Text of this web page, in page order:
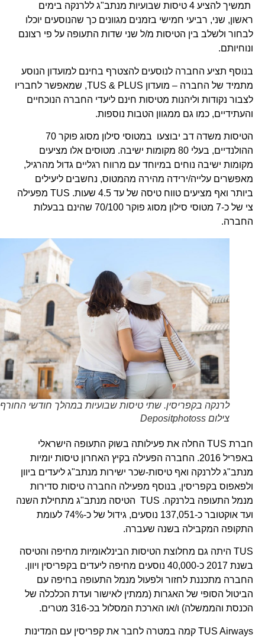
תמשיך להציע 4 טיסות שבועיות מנתב"ג ללרנקה בימים
ראשון, שני, רביעי חמישי בזמנים מגוונים כך שהנוסעים יוכלו
לבחור ולשלב בין הטיסות מ/ל שני שדות התעופה על פי רצונם
ונוחיותם.
בנוסף תציע החברה לנוסעים להצטרף בחינם למועדון הנוסע
מתמיד של החברה – מועדון TUS & PLUS, שמאפשר לחבריו
לצבור נקודות וליהנות מטיסות חינם ליעדי החברה הנוכחיים
והעתידיים, כמו גם ממגוון הטבות נוספות.
הטיסות משדה דב יבוצעו במטוסי סילון מסוג פוקר 70
ההולנדיים, בעלי 80 מקומות ישיבה. מטוסים אלו מציעים
מקומות ישיבה נוחים במיוחד עם מרווח רגליים גדול מהרגיל,
מאפשרים עלייה/ירידה מהירה מהמטוס, נחשבים ליעילים
ביותר ואף מציעים טווח טיסה של עד 4.5 שעות. TUS מפעילה
צי של כ-7 מטוסי סילון מסוג פוקר 70/100 שהינם בבעלות
החברה.
לרנקה בקפריסין. שתי טיסות שבועיות במהלך חודשי החורף.
צילום Depositphotoss
חברת TUS החלה את פעילותה בשוק התעופה הישראלי
באפריל 2016. החברה הפעילה בקיץ האחרון טיסות יומיות
מנתב"ג ללרנקה ואף טיסות-שכר ישירות מנתב"ג ליעדים ביוון
ולפאפוס בקפריסין, בנוסף מפעילה החברה טיסות סדירות
מנמל התעופה בלרנקה. TUS הטיסה מנתב"ג מתחילת השנה
ועד אוקטובר כ-137,051 נוסעים, גידול של כ-74% לעומת
התקופה המקבילה בשנה שעברה.
TUS היתה גם מחלוצת הטיסות הבינלאומיות מחיפה והטיסה
בשנת 2017 כ-40,000 נוסעים מחיפה ליעדים בקפריסין ויוון.
החברה מתכננת לחזור ולפעול מנמל התעופה בחיפה עם
הביטול הסופי של האגרות (ממתין לאישור ועדת הכלכלה של
הכנסת והממשלה) ו/או הארכת המסלול בכ-316 מטרים.
TUS Airways קמה במטרה לחבר את קפריסין עם המדינות